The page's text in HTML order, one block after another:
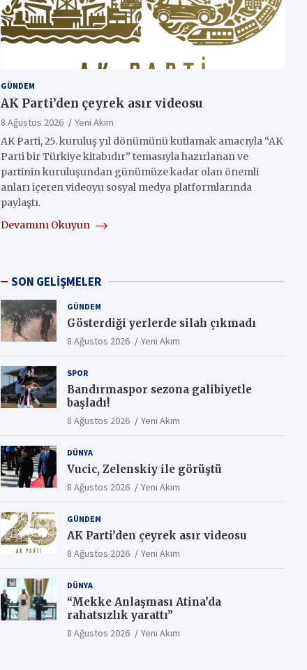
GÜNDEM
AK Parti’den çeyrek asır videosu
8 Ağustos 2026
Yeni Akım
AK Parti, 25. kuruluş yıl dönümünü kutlamak amacıyla “AK
Parti bir Türkiye kitabıdır” temasıyla hazırlanan ve
partinin kuruluşundan günümüze kadar olan önemli
anları içeren videoyu sosyal medya platformlarında
paylaştı.
Devamını Okuyun
SON GELİŞMELER
GÜNDEM
Gösterdiği yerlerde silah çıkmadı
8 Ağustos 2026 Yeni Akım
SPOR
Bandırmaspor sezona galibiyetle
başladı!
8 Ağustos 2026 Yeni Akım
DÜNYA
Vucic, Zelenskiy ile görüştü
8 Ağustos 2026 Yeni Akım
GÜNDEM
AK Parti’den çeyrek asır videosu
8 Ağustos 2026 Yeni Akım
DÜNYA
“Mekke Anlaşması Atina’da
rahatsızlık yarattı”
8 Ağustos 2026 Yeni Akım